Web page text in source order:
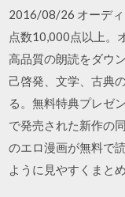
2016/08/26 オーデ
点数10,000点以上。
高品質の朗読をダウ
己啓発、文学、古典
る。無料特典プレゼ
で発売された新作の
のエロ漫画が無料で
ように見やすくまと